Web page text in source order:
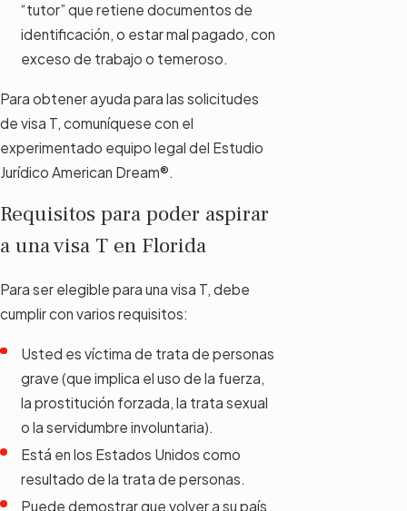
“tutor” que retiene documentos de
identificación, o estar mal pagado, con
exceso de trabajo o temeroso.
Para obtener ayuda para las solicitudes
de visa T, comuníquese con el
experimentado equipo legal del Estudio
Jurídico American Dream®.
Requisitos para poder aspirar
a una visa T en Florida
Para ser elegible para una visa T, debe
cumplir con varios requisitos:
Usted es víctima de trata de personas
grave (que implica el uso de la fuerza,
la prostitución forzada, la trata sexual
o la servidumbre involuntaria).
Está en los Estados Unidos como
resultado de la trata de personas.
Puede demostrar que volver a su país